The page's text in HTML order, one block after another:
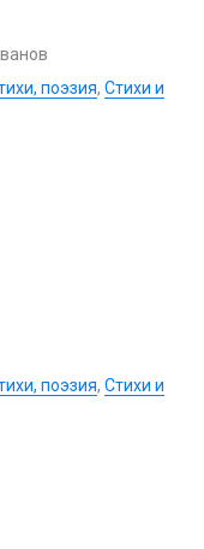
поэзия, Стихи и
поэзия, Стихи и